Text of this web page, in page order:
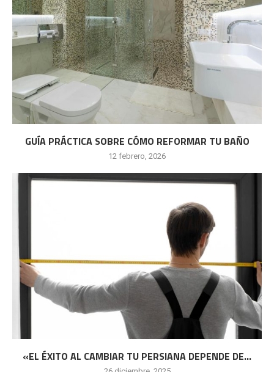
GUÍA PRÁCTICA SOBRE CÓMO REFORMAR TU BAÑO
12 febrero, 2026
«EL ÉXITO AL CAMBIAR TU PERSIANA DEPENDE DE...